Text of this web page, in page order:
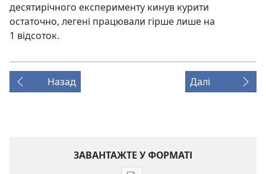
десятирічного експерименту кинув курити
остаточно, легені працювали гірше лише на
1 відсоток.
Назад Далі
ЗАВАНТАЖТЕ У ФОРМАТІ